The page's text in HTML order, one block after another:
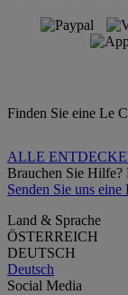
Finden Sie eine Le
ALLE
Brauchen Sie Hilfe?
Senden Sie uns eine
Land & Sprache
ÖSTERREICH
DEUTSCH
Deutsch
Social Media